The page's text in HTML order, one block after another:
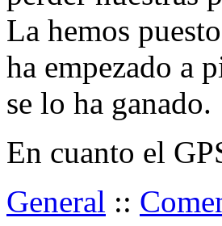
La hemos
ha empezado a
se lo ha ganado.
En cuanto el
General ::